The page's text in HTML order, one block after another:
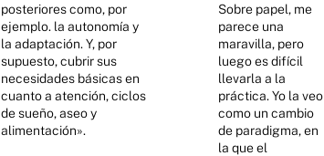
posteriores como, por
ejemplo. la autonomía y
la adaptación. Y, por
supuesto, cubrir sus
necesidades básicas en
cuanto a atención, ciclos
de sueño, aseo y
alimentación».
Sobre papel, me
parece una
maravilla, pero
luego es difícil
llevarla a la
práctica. Yo la veo
como un cambio
de paradigma, en
la que el